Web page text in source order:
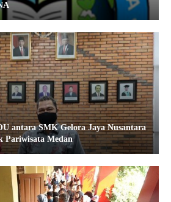
antara SMK Gelora Jaya Nusantara
Pariwisata Medan